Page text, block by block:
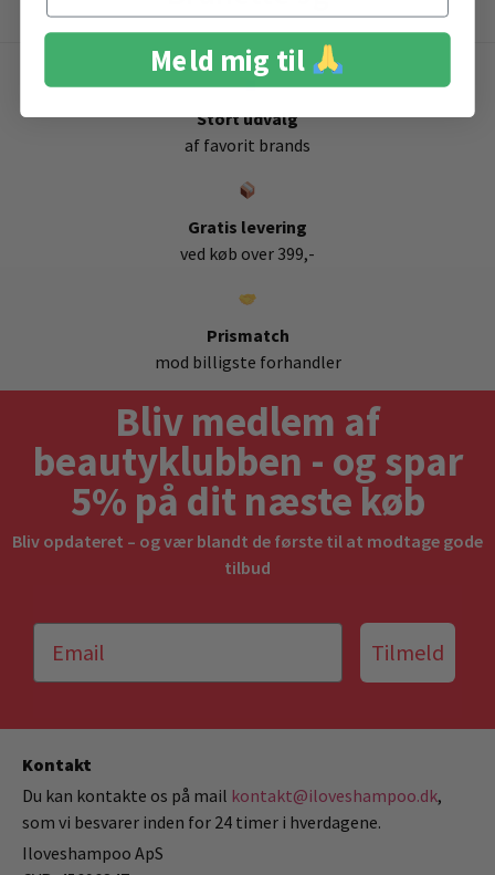
Stort udvalg
af favorit brands
Gratis levering
ved køb over 399,-
Prismatch
mod billigste forhandler
Bliv medlem af
beautyklubben - og spar
5% på dit næste køb
Bliv opdateret – og vær blandt de første til at modtage gode
tilbud
Tilmeld
Kontakt
Du kan kontakte os på mail kontakt@iloveshampoo.dk,
som vi besvarer inden for 24 timer i hverdagene.
Iloveshampoo ApS
Meld mig til